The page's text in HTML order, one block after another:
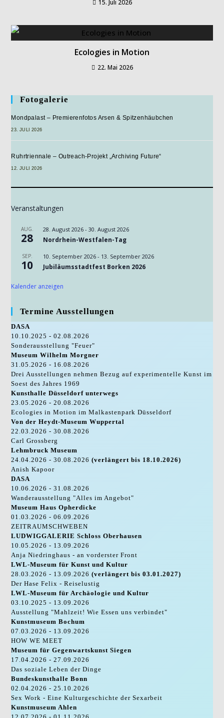
15. Juli 2026
Ecologies in Motion
22. Mai 2026
Fotogalerie
Mondpalast – Premierenfotos Arsen & Spitzenhäubchen
23. JULI 2026
Ruhrtriennale – Outreach-Projekt „Archiving Future“
12. JULI 2026
Veranstaltungen
AUG.
28
28. August 2026 -30. August 2026
Nordrhein-Westfalen-Tag
SEP.
10
10. September 2026 - 13. September 2026
Jubiläumsstadtfest Borken 2026
Kalender anzeigen
Termine Ausstellungen
DASA
10.10.2025 - 02.08.2026
Sonderausstellung "Feuer"
Museum Wilhelm Morgner
31.05.2026 - 16.08.2026
Drei Ausstellungen nehmen Bezug auf experimentelle Kunst im
Soest des Jahres 1969
Kunsthalle Düsseldorf unterwegs
23.05.2026 - 20.08.2026
Ecologies in Motion im Malkastenpark Düsseldorf
Von der Heydt-Museum Wuppertal
22.03.2026 - 30.08.2026
Carl Grossberg
Lehmbruck Museum
24.04.2026 - 30.08.2026(verlängert bis 18.10.2026)
Anish Kapoor
DASA
10.06.2026 - 31.08.2026
Wanderausstellung "Alles im Angebot"
Museum Haus Opherdicke
01.03.2026 - 06.09.2026
ZEITRAUMSCHWEBEN
LUDWIGGALERIE Schloss Oberhausen
10.05.2026 - 13.09.2026
Anja Niedringhaus - an vorderster Front
LWL-Museum für Kunst und Kultur
28.03.2026 - 13.09.2026(verlängert bis 03.01.2027)
Der Hase Felix - Reiselustig
LWL-Museum für Archäologie und Kultur
03.10.2025 - 13.09.2026
Ausstellung "Mahlzeit! Wie Essen uns verbindet"
Kunstmuseum Bochum
07.03.2026 - 13.09.2026
HOW WE MEET
Museum für Gegenwartskunst Siegen
17.04.2026 - 27.09.2026
Das soziale Leben der Dinge
Bundeskunsthalle Bonn
02.04.2026 - 25.10.2026
Sex Work - Eine Kulturgeschichte der Sexarbeit
Kunstmuseum Ahlen